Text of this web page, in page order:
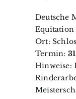
Deutsche
Equitation
Ort:
Termin:
Hinweise: